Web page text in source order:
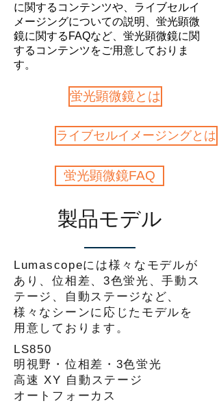
に関するコンテンツや、ライブセルイ
メージングについての説明、蛍光顕微
鏡に関するFAQなど、蛍光顕微鏡に関
するコンテンツをご用意しておりま
す。
蛍光顕微鏡とは
ライブセルイメージングとは
蛍光顕微鏡FAQ
製品モデル
Lumascopeには様々なモデルが
あり、位相差、3色蛍光、手動ス
テージ、自動ステージなど、
様々なシーンに応じたモデルを
用意しております。
LS850
明視野・位相差・3色蛍光
高速 XY 自動ステージ
オートフォーカス